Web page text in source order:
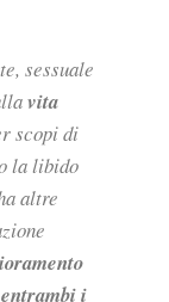
sessuale
vita
scopi di
la libido
altre
i